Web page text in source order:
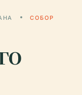
СОБОР